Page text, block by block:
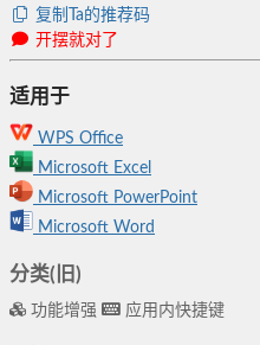
复制Ta的推荐码
开摆就对了
适用于
WPS Office
Microsoft Excel
Microsoft PowerPoint
Microsoft Word
分类(旧)
功能增强 应用内快捷键